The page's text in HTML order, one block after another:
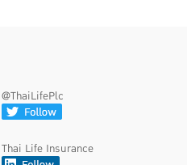
@ThaiLifePlc
Thai Life Insurance